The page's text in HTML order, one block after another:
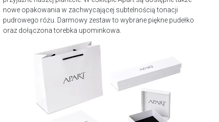
nowe opakowania w zachwycającej subtelnością tonacji
pudrowego różu. Darmowy zestaw to wybrane piękne pudełko
oraz dołączona torebka upominkowa.